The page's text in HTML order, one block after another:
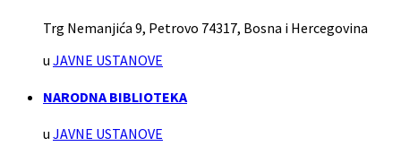
Trg Nemanjića 9, Petrovo 74317, Bosna i Hercegovina
u JAVNE USTANOVE
NARODNA BIBLIOTEKA
u JAVNE USTANOVE